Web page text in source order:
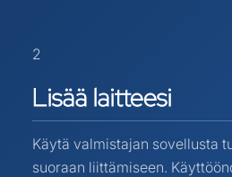
2
Lisää laitteesi
Käytä valmistajan sovellusta
suoraan liittämiseen.